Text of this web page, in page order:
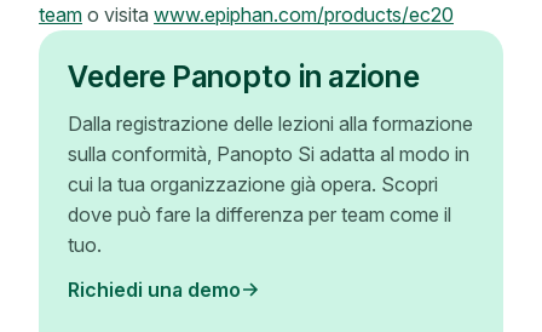
team o visita www.epiphan.com/products/ec20
Vedere Panopto in azione
Dalla registrazione delle lezioni alla formazione
sulla conformità, Panopto Si adatta al modo in
cui la tua organizzazione già opera. Scopri
dove può fare la differenza per team come il
tuo.
Richiedi una demo